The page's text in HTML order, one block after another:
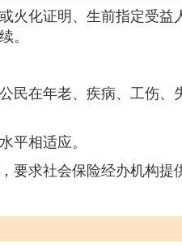
火化证明、生前指定受益
。
民在年老、疾病、工伤、
相适应。
要求社会保险经办机构提